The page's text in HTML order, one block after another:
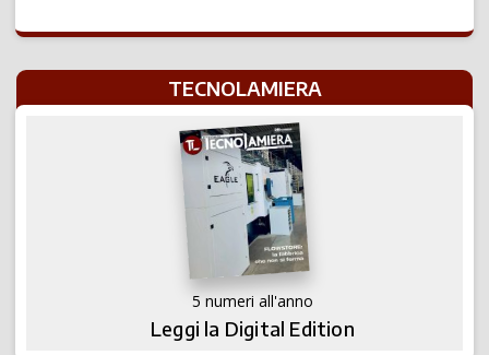
TECNOLAMIERA
5 numeri all'anno
Leggi la Digital Edition